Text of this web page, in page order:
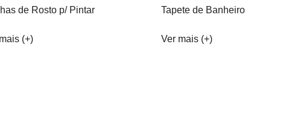
de Rosto p/ Pintar
(+)
Tapete de Banheiro
Ver mais (+)